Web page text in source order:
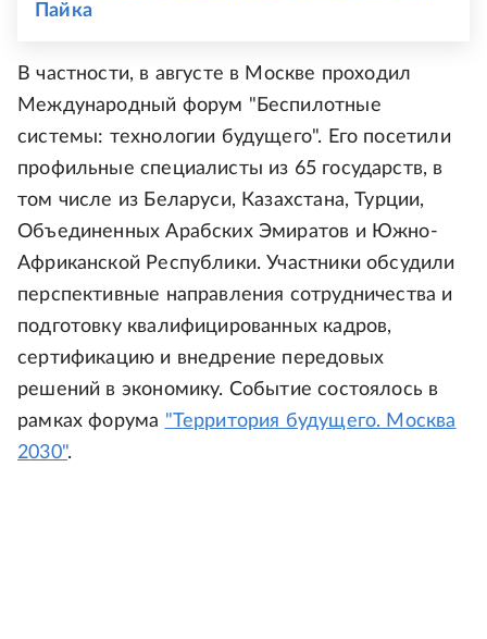
Пайка
В частности, в августе в Москве проходил
Международный форум "Беспилотные
системы: технологии будущего". Его посетили
профильные специалисты из 65 государств, в
том числе из Беларуси, Казахстана, Турции,
Объединенных Арабских Эмиратов и Южно-
Африканской Республики. Участники обсудили
перспективные направления сотрудничества и
подготовку квалифицированных кадров,
сертификацию и внедрение передовых
решений в экономику. Событие состоялось в
рамках форума "Территория будущего. Москва
2030".